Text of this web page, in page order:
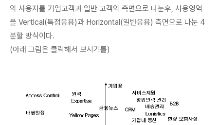
의 사용자를 기업고객과 일반 고객의 측면으로 나눈후, 사용영역
을 Vertlcal(특정응용)과 Horizontal(일반응용) 측면으로 나눈 4
분할 방식이다.
(아래 그림은 클릭해서 보시기를)